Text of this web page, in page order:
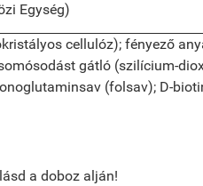
Egység)
cellulóz); fényező
gátló (szilícium-
(folsav); D-
lásd a doboz alján!